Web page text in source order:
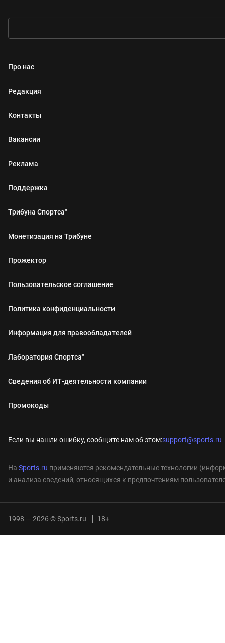
Про нас
Редакция
Контакты
Вакансии
Реклама
Поддержка
Трибуна Спортса"
Монетизация на Трибуне
Прожектор
Пользовательское соглашение
Политика конфиденциальности
Информация для правообладателей
Лаборатория Спортса"
Сведения об ИТ‑деятельности компании
Промокоды
Если вы нашли ошибку, сообщите нам об этом:support@sports.ru
На Sports.ru применяются рекомендательные технологии
и анализа сведений, относящихся к предпочтениям
1998 — 2026 © Sports.ru 18+